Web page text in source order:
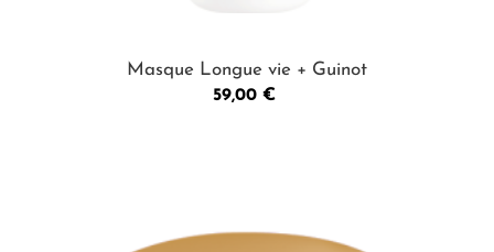
Masque Longue vie + Guinot
Prix
59,00 €